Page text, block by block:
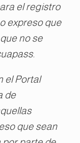
el registro
expreso que
no se
el Portal
de
que sean